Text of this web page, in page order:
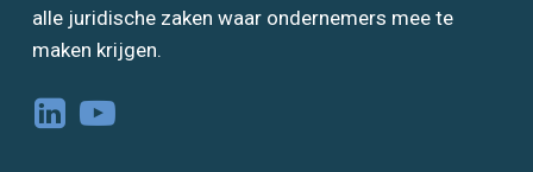
alle juridische zaken waar ondernemers mee te
maken krijgen.